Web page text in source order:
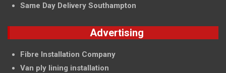
Same Day Delivery Southampton
Advertising
Fibre Installation Company
Van ply lining installation